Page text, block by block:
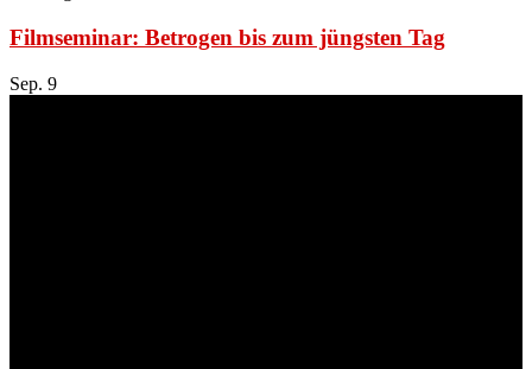
Filmseminar: Betrogen bis zum jüngsten Tag
Sep. 9